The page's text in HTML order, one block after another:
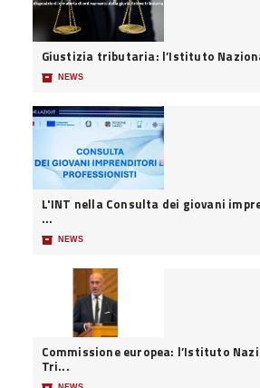
Giustizia tributaria: l’Istituto
📦 NEWS
L'INT nella Consulta dei giovani imprenditori
...
📦 NEWS
Commissione europea: l’Istituto
Tri...